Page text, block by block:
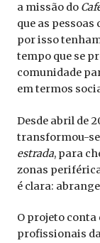
a missão do
que as
por isso
tempo que se
comunidade
em termos
Desde abril de
transformou-
estrada, para
zonas
é clara:
O projeto
profissionais